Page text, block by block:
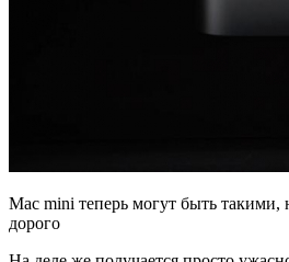
Mac mini теперь могут быть такими,
дорого